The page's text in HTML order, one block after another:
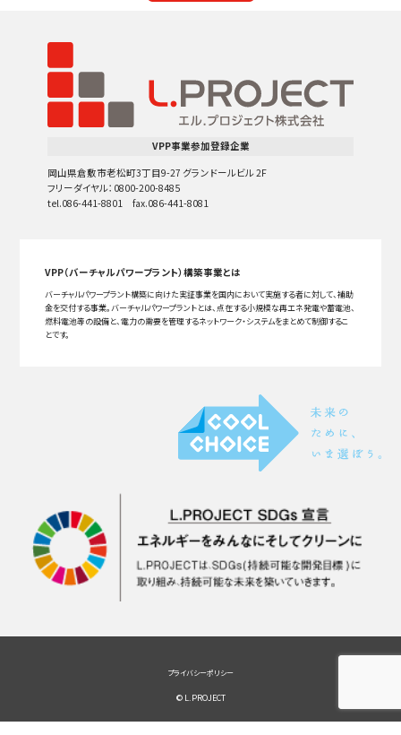
VPP事業参加登録企業
岡山県倉敷市老松町3丁目9-27 グランドールビル 2F
フリーダイヤル：0800-200-8485
tel.086-441-8801 fax.086-441-8081
VPP（バーチャルパワープラント）構築事業とは
バーチャルパワープラント構築に向けた実証事業を国内において実施する者に対して、補助
金を交付する事業。バーチャルパワープラントとは、点在する小規模な再エネ発電や蓄電池、
燃料電池等の設備と、電力の需要を管理するネットワーク・システムをまとめて制御するこ
とです。
プライバシーポリシー
© L.PROJECT